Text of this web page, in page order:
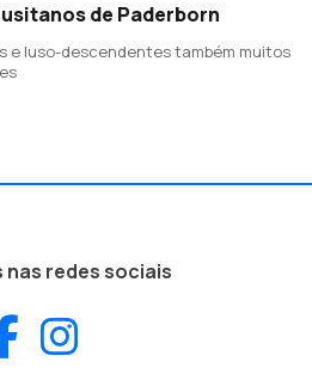
de Paderborn
e luso-descendentes também muitos
nas redes sociais
Facebook